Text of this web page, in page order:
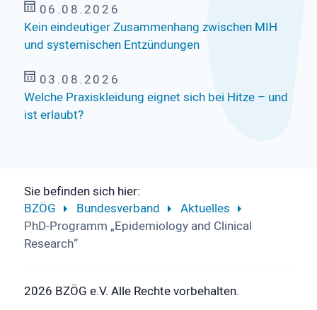
06.08.2026
Kein eindeutiger Zusammenhang zwischen MIH
und systemischen Entzündungen
03.08.2026
Welche Praxiskleidung eignet sich bei Hitze – und
ist erlaubt?
Sie befinden sich hier:
BZÖG
Bundesverband
Aktuelles
PhD-Programm „Epidemiology and Clinical
Research“
2026 BZÖG e.V. Alle Rechte vorbehalten.